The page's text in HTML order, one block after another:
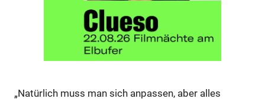
„Natürlich muss man sich anpassen, aber alles